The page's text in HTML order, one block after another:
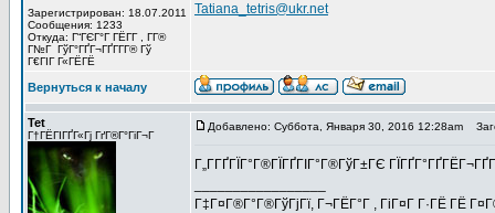
Зарегистрирован: 18.07.2011
Сообщения: 1233
Откуда: Г“ГЄГ°Г ГЁГ­Г , Г­Г®
Г№Г ГўГ°ГҐГ¬ГҐГ­Г­Г® Гў
Г€ГІГ Г«ГЁГЁ
Tatiana_tetris@ukr.net
Вернуться к началу
Tet
Г†ГЁГІГҐГ«Гј ГґГ®Г°ГіГ¬Г
Добавлено: Суббота, Января 30, 2016 12:28am
Г„Г­ГҐГЇГ°Г®ГЇГҐГІГ°Г®ГўГ±ГЄ
Г‡Г¤Г®Г°Г®ГўГјГї, Г¬ГЁГ°Г , ГіГ¤Г Г·ГЁ ГЁ